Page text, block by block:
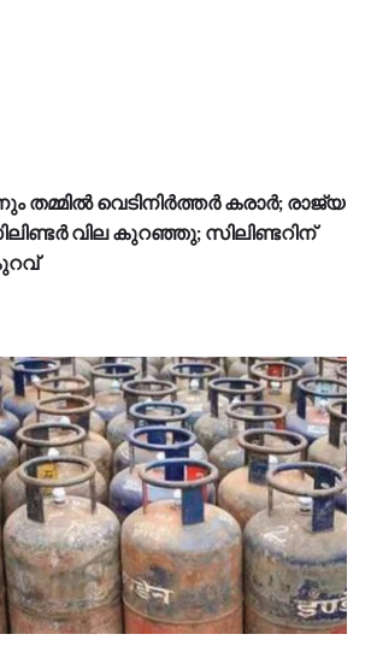
വെ​ടി​നി​ർ​ത്ത​ർ ക​രാ​ർ; രാ​ജ്യ​
വി​ല കു​റ​ഞ്ഞു; സി​ലി​ണ്ട​റി​ന്